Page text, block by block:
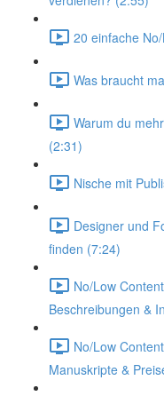
20 einfache
Was braucht
Warum du
(2:31)
Nische mit
Designer und
finden (7:24)
No/Low
Beschreibungen &
No/Low
Manuskripte &